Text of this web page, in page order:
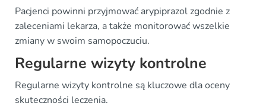
Pacjenci powinni przyjmować arypiprazol zgodnie z
zaleceniami lekarza, a także monitorować wszelkie
zmiany w swoim samopoczuciu.
Regularne wizyty kontrolne
Regularne wizyty kontrolne są kluczowe dla oceny
skuteczności leczenia.